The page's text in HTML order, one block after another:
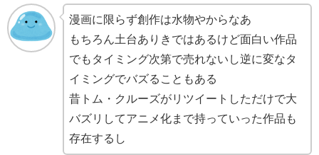
漫画に限らず創作は水物やからなあ
もちろん土台ありきではあるけど面白い作品
でもタイミング次第で売れないし逆に変なタ
イミングでバズることもある
昔トム・クルーズがリツイートしただけで大
バズリしてアニメ化まで持っていった作品も
存在するし